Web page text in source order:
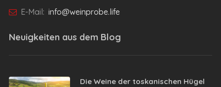
E-Mail: info@weinprobe.life
Neuigkeiten aus dem Blog
Die Weine der toskanischen Hügel